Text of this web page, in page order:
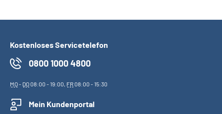
Kostenloses Servicetelefon
0800 1000 4800
MO- DO08:00 - 19:00, FR08:00 - 15:30
Mein Kundenportal